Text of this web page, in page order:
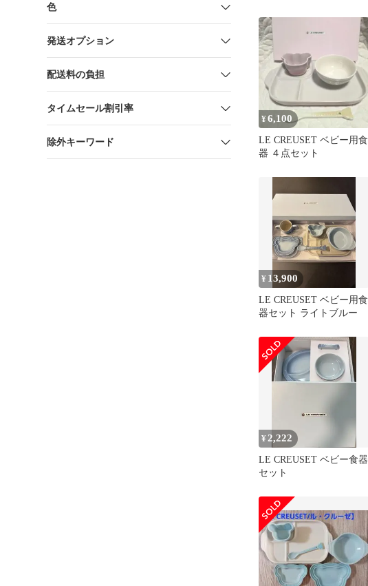
色
発送オプション
配送料の負担
タイムセール割引率
除外キーワード
¥6,100
LE CREUSET ベビー用食
器 ４点セット
¥ 13,900
LE CREUSET ベビー用食
器セット ライトブルー
¥ 2,222
LE CREUSET ベビー食器
セット